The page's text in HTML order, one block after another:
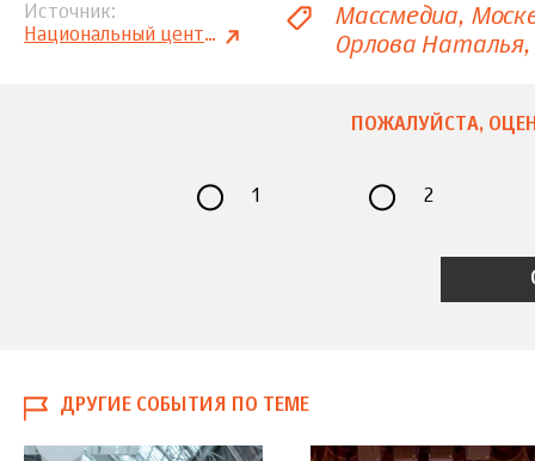
Источник
Национальный центр трудовой славы
Массмедиа
Орлова Наталья
ПОЖАЛУЙСТА,
1 2
ДРУГИЕ СОБЫТИЯ ПО ТЕМЕ